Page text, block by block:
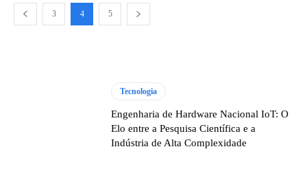
3 4 5
Tecnologia
Engenharia de Hardware Nacional IoT: O
Elo entre a Pesquisa Científica e a
Indústria de Alta Complexidade